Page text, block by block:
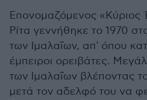
Επονομαζόμενος «Κύριος
Ρίτα γεννήθηκε το 1970
των Ιμαλαΐων, απ' όπου
έμπειροι ορειβάτες.
των Ιμαλαΐων βλέποντας
μετά τον αδελφό του να